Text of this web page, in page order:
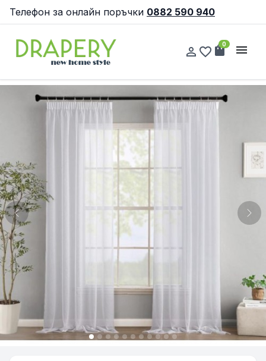
Телефон за онлайн поръчки 0882 590 940
person_outline favorite_border shopping_bag
0 menu
Previous